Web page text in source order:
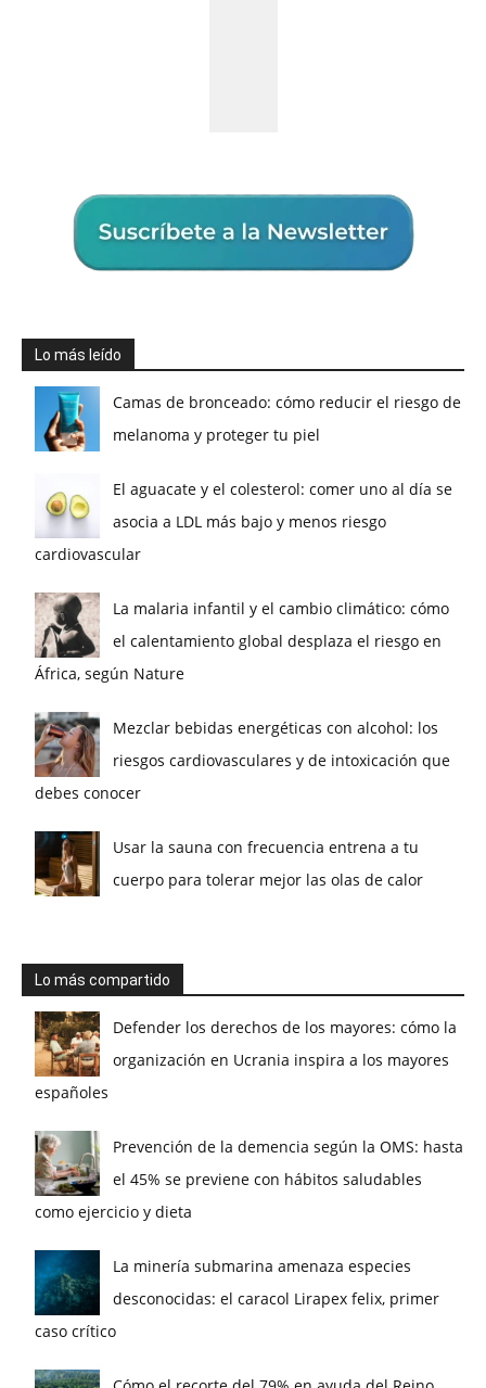
Lo más leído
Camas de bronceado: cómo reducir el riesgo de
melanoma y proteger tu piel
El aguacate y el colesterol: comer uno al día se
asocia a LDL más bajo y menos riesgo
cardiovascular
La malaria infantil y el cambio climático: cómo
el calentamiento global desplaza el riesgo en
África, según Nature
Mezclar bebidas energéticas con alcohol: los
riesgos cardiovasculares y de intoxicación que
debes conocer
Usar la sauna con frecuencia entrena a tu
cuerpo para tolerar mejor las olas de calor
Lo más compartido
Defender los derechos de los mayores: cómo la
organización en Ucrania inspira a los mayores
españoles
Prevención de la demencia según la OMS: hasta
el 45% se previene con hábitos saludables
como ejercicio y dieta
La minería submarina amenaza especies
desconocidas: el caracol Lirapex felix, primer
caso crítico